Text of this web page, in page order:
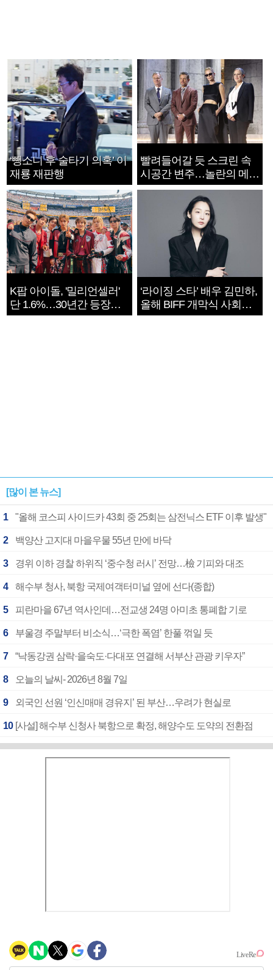
‘뺑소니 후 술타기 의혹’ 이
재룡 재판행
빨려들어갈 듯 스크린 속
시공간 변주…놀란의 메시
지는 ‘전쟁 속죄’
K팝 아이돌, '밀리언셀러'
단 1.6%…30년간 등장
1182개팀 전수조사
‘라이징 스타’ 배우 김민하,
올해 BIFF 개막식 사회자
확정
[많이 본 뉴스]
1 "올해 코스피 사이드카 43회 중 25회는 삼전닉스 ETF 이후 발생"
2 백양산 고지대 마을우물 55년 만에 바닥
3 경위 이하 경찰 하위직 ‘중수청 러시’ 전망…檢 기피와 대조
4 해수부 청사, 북항 국제여객터미널 옆에 선다(종합)
5 피란마을 67년 역사인데…전교생 24명 아미초 통폐합 기로
6 부울경 주말부터 비소식…‘극한 폭염’ 한풀 꺾일 듯
7 “낙동강권 삼락·을숙도·다대포 연결해 서부산 관광 키우자”
8 오늘의 날씨- 2026년 8월 7일
9 외국인 선원 ‘인신매매 경유지’ 된 부산…우려가 현실로
10 [사설] 해수부 신청사 북항으로 확정, 해양수도 도약의 전환점